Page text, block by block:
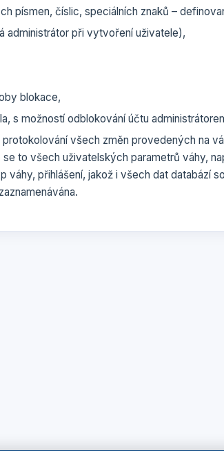
písmen, číslic, speciálních znaků –
administrátor při vytvoření uživatele),
blokace,
s možností odblokování účtu
všech změn provedených na
to všech uživatelských parametrů váhy,
přihlášení, jakož i všech dat databází